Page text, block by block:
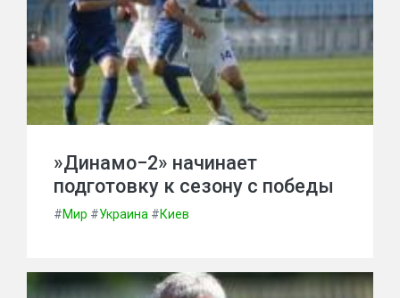
»Динамо−2» начинает
подготовку к сезону с победы
#Мир #Украина #Киев